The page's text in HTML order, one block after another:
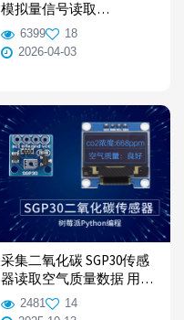
模拟量信号读取
Python/C++编程 树莓派与
ESP32使用例程
6399
18
2026-04-03
采集二氧化碳 SGP30传感
器读取空气质量数据 用树
莓派Pico主板Python编程
开发
2481
14